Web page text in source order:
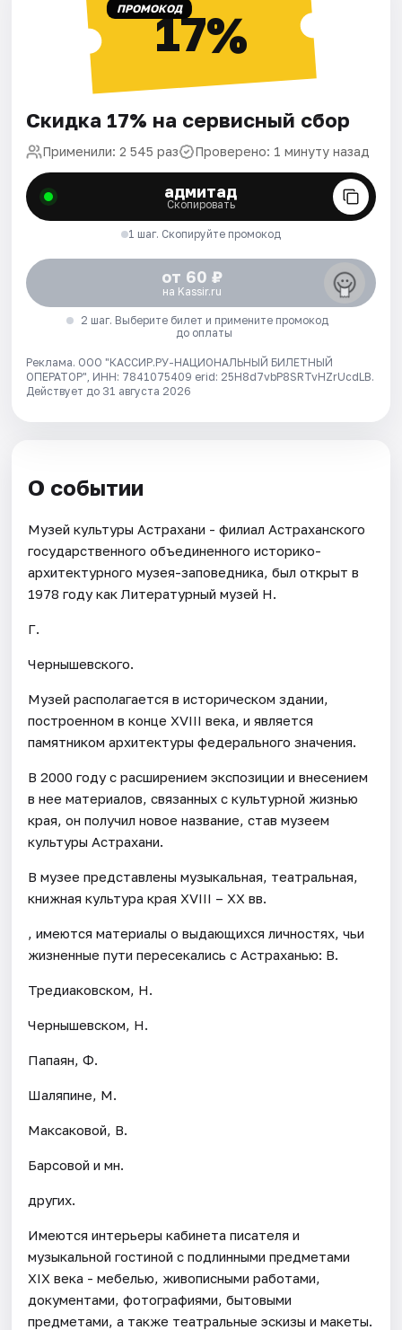
ПРОМОКОД17%
Скидка 17% на сервисный сбор
Применили: 2 545 раз Проверено: 1 минуту назад
адмитад
Скопировать
1 шаг. Скопируйте промокод
от 60 ₽
на Kassir.ru
2 шаг. Выберите билет и примените промокод
до оплаты
Реклама. ООО "КАССИР.РУ-НАЦИОНАЛЬНЫЙ БИЛЕТНЫЙ
ОПЕРАТОР", ИНН: 7841075409 erid: 25H8d7vbP8SRTvHZrUcdLB.
Действует до 31 августа 2026
О событии
Музей культуры Астрахани - филиал Астраханского
государственного объединенного историко-
архитектурного музея-заповедника, был открыт в
1978 году как Литературный музей Н.
Г.
Чернышевского.
Музей располагается в историческом здании,
построенном в конце XVIII века, и является
памятником архитектуры федерального значения.
В 2000 году с расширением экспозиции и внесением
в нее материалов, связанных с культурной жизнью
края, он получил новое название, став музеем
культуры Астрахани.
В музее представлены музыкальная, театральная,
книжная культура края XVIII – XX вв.
, имеются материалы о выдающихся личностях, чьи
жизненные пути пересекались с Астраханью: В.
Тредиаковском, Н.
Чернышевском, Н.
Папаян, Ф.
Шаляпине, М.
Максаковой, В.
Барсовой и мн.
других.
Имеются интерьеры кабинета писателя и
музыкальной гостиной с подлинными предметами
XIX века - мебелью, живописными работами,
документами, фотографиями, бытовыми
предметами, а также театральные эскизы и макеты.